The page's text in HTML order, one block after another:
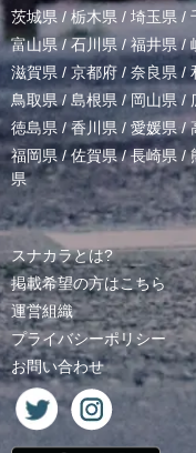
茨城県 / 栃木県 / 埼玉県 /
富山県 /石川県/福井県/
滋賀県 / 京都府 / 奈良県 /
鳥取県/ 島根県 /岡山県/
徳島県 /香川県 / 愛媛県/
福岡県/佐賀県/長崎県 /
県
スナカラとは?
掲載希望の方はこちら
運営組織
プライバシーポリシー
お問い合わせ